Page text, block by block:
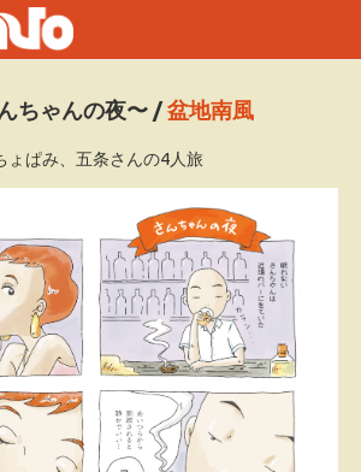
ちゃんの夜〜 /盆地南風
ょぱみ、五条さんの4人旅